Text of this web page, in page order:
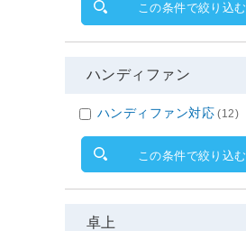
この条件で絞り込む
ハンディファン
ハンディファン対応 (12)
この条件で絞り込む
卓上